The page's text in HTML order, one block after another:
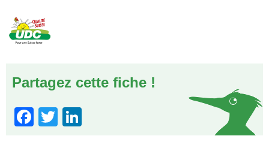
Partagez cette fiche !
Facebook
Twitter